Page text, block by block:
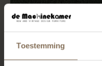
Toestemming